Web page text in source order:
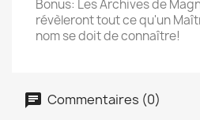
Bonus: Les Archives de
révèleront tout ce qu'un
nom se doit de
Commentaires (0)